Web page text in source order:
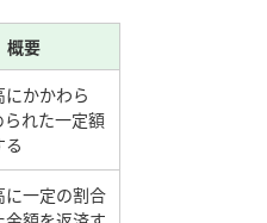
概要
かかわら
られた一定額
る
に一定の割合